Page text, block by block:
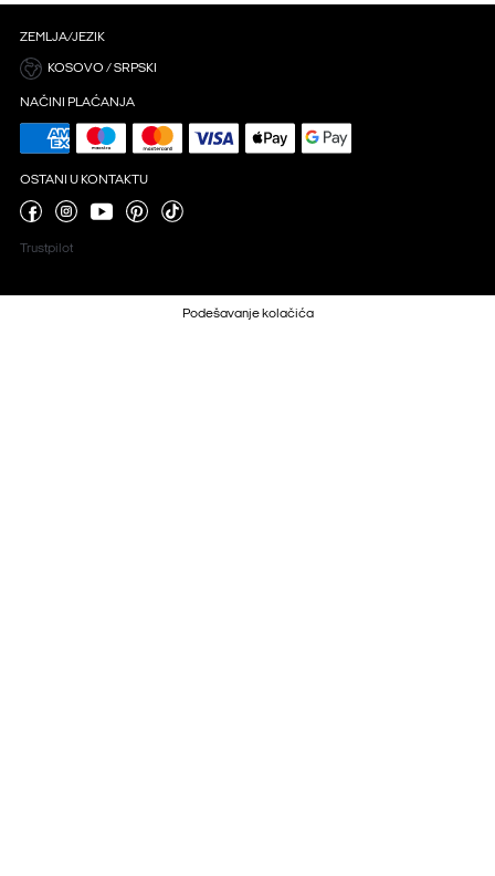
ZEMLJA/JEZIK
KOSOVO / SRPSKI
NAČINI PLAĆANJA
OSTANI U KONTAKTU
Trustpilot
Podešavanje kolačića